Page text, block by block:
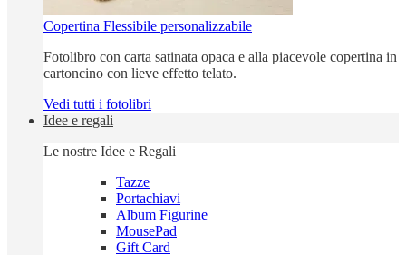
Copertina Flessibile personalizzabile
Fotolibro con carta satinata opaca e alla piacevole copertina in
cartoncino con lieve effetto telato.
Vedi tutti i fotolibri
Idee e regali
Le nostre Idee e Regali
Tazze
Portachiavi
Album Figurine
MousePad
Gift Card